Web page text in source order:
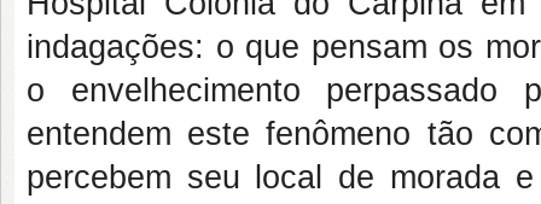
indagações: o que pensam os
o envelhecimento perpassado
entendem este fenômeno tão
percebem seu local de morada